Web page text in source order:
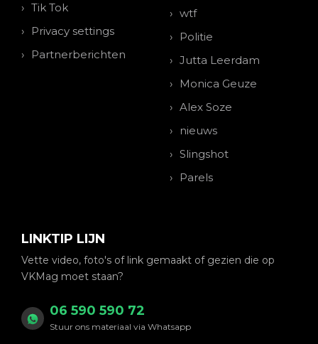
Tik Tok
Privacy settings
Partnerberichten
wtf
Politie
Jutta Leerdam
Monica Geuze
Alex Soze
nieuws
Slingshot
Parels
LINKTIP LIJN
Vette video, foto's of link gemaakt of gezien die op
VKMag moet staan?
06 590 590 72
Stuur ons materiaal via Whatsapp